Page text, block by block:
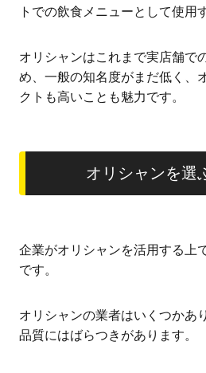
トでの飲食メニューとして使用
オリシャンはこれまで実店舗で
め、一般の知名度がまだ低く、
クトも高いことも魅力です。
オリシャンを選
企業がオリシャンを活用する上
です。
オリシャンの業者はいくつかあ
品質にはばらつきがあります。